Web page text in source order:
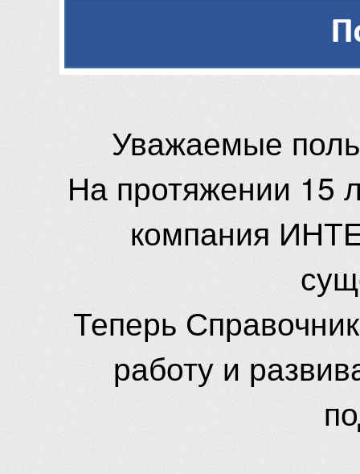
Уважаемые
На протяжении 15
компания
Теперь
работу и